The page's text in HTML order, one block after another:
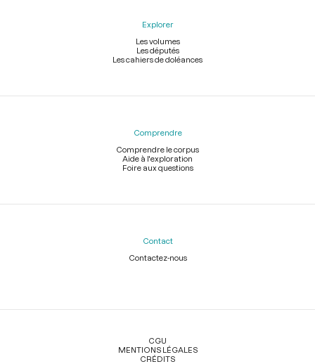
Explorer
Les volumes
Les députés
Les cahiers de doléances
Comprendre
Comprendre le corpus
Aide à l'exploration
Foire aux questions
Contact
Contactez-nous
Légal
CGU
MENTIONS LÉGALES
CRÉDITS